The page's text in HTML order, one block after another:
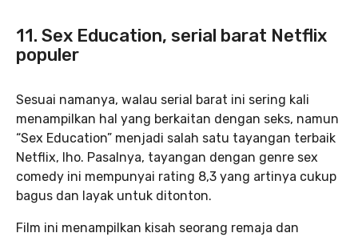
11. Sex Education, serial barat Netflix
populer
Sesuai namanya, walau serial barat ini sering kali
menampilkan hal yang berkaitan dengan seks, namun
“Sex Education” menjadi salah satu tayangan terbaik
Netflix, lho. Pasalnya, tayangan dengan genre sex
comedy ini mempunyai rating 8,3 yang artinya cukup
bagus dan layak untuk ditonton.
Film ini menampilkan kisah seorang remaja dan